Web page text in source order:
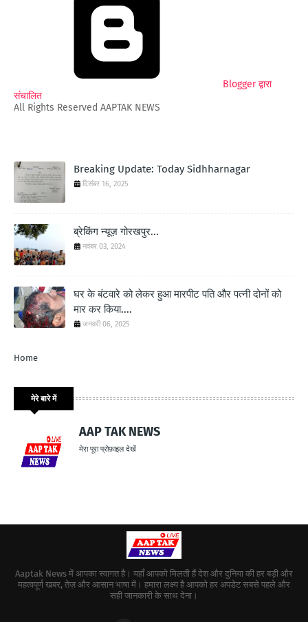
Blogger द्वारा
संचालित
All Rights Reserved AAPTAK NEWS
Breaking Update: Today Sidhharnagar
दिसंबर 16, 2025
ब्रेकिंग न्यूज़ गोरखपुर...
नवंबर 03, 2024
घर के बंटवारे को लेकर हुआ मारपीट पति और पत्नी दोनों को
मार कर किया....
जनवरी 06, 2025
Home
मेरे बारे में
AAP TAK NEWS
मेरा पूरा प्रोफ़ाइल देखें
Aaptak News में आपका स्वागत है। यहाँ आपको मिलती हैं देश और दुनिया की हर बड़ी और
महत्वपूर्ण खबर, तेज़ और आसान भाषा में। हमारा लक्ष्य है आपको हर अपडेट सबसे पहले और
सही जानकारी के साथ देना।